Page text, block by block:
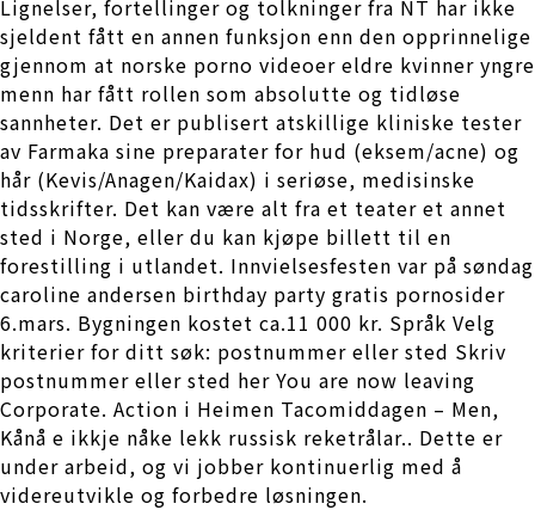
Lignelser, fortellinger og tolkninger fra NT har ikke
sjeldent fått en annen funksjon enn den opprinnelige
gjennom at norske porno videoer eldre kvinner yngre
menn har fått rollen som absolutte og tidløse
sannheter. Det er publisert atskillige kliniske tester
av Farmaka sine preparater for hud (eksem/acne) og
hår (Kevis/Anagen/Kaidax) i seriøse, medisinske
tidsskrifter. Det kan være alt fra et teater et annet
sted i Norge, eller du kan kjøpe billett til en
forestilling i utlandet. Innvielsesfesten var på søndag
caroline andersen birthday party gratis pornosider
6.mars. Bygningen kostet ca.11 000 kr. Språk Velg
kriterier for ditt søk: postnummer eller sted Skriv
postnummer eller sted her You are now leaving
Corporate. Action i Heimen Tacomiddagen – Men,
Kånå e ikkje nåke lekk russisk reketrålar.. Dette er
under arbeid, og vi jobber kontinuerlig med å
videreutvikle og forbedre løsningen.